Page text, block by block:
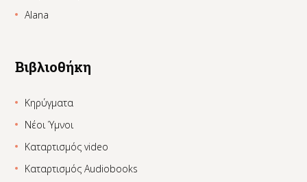
Alana
Βιβλιοθήκη
Κηρύγματα
Νέοι Ύμνοι
Καταρτισμός video
Καταρτισμός Audiobooks